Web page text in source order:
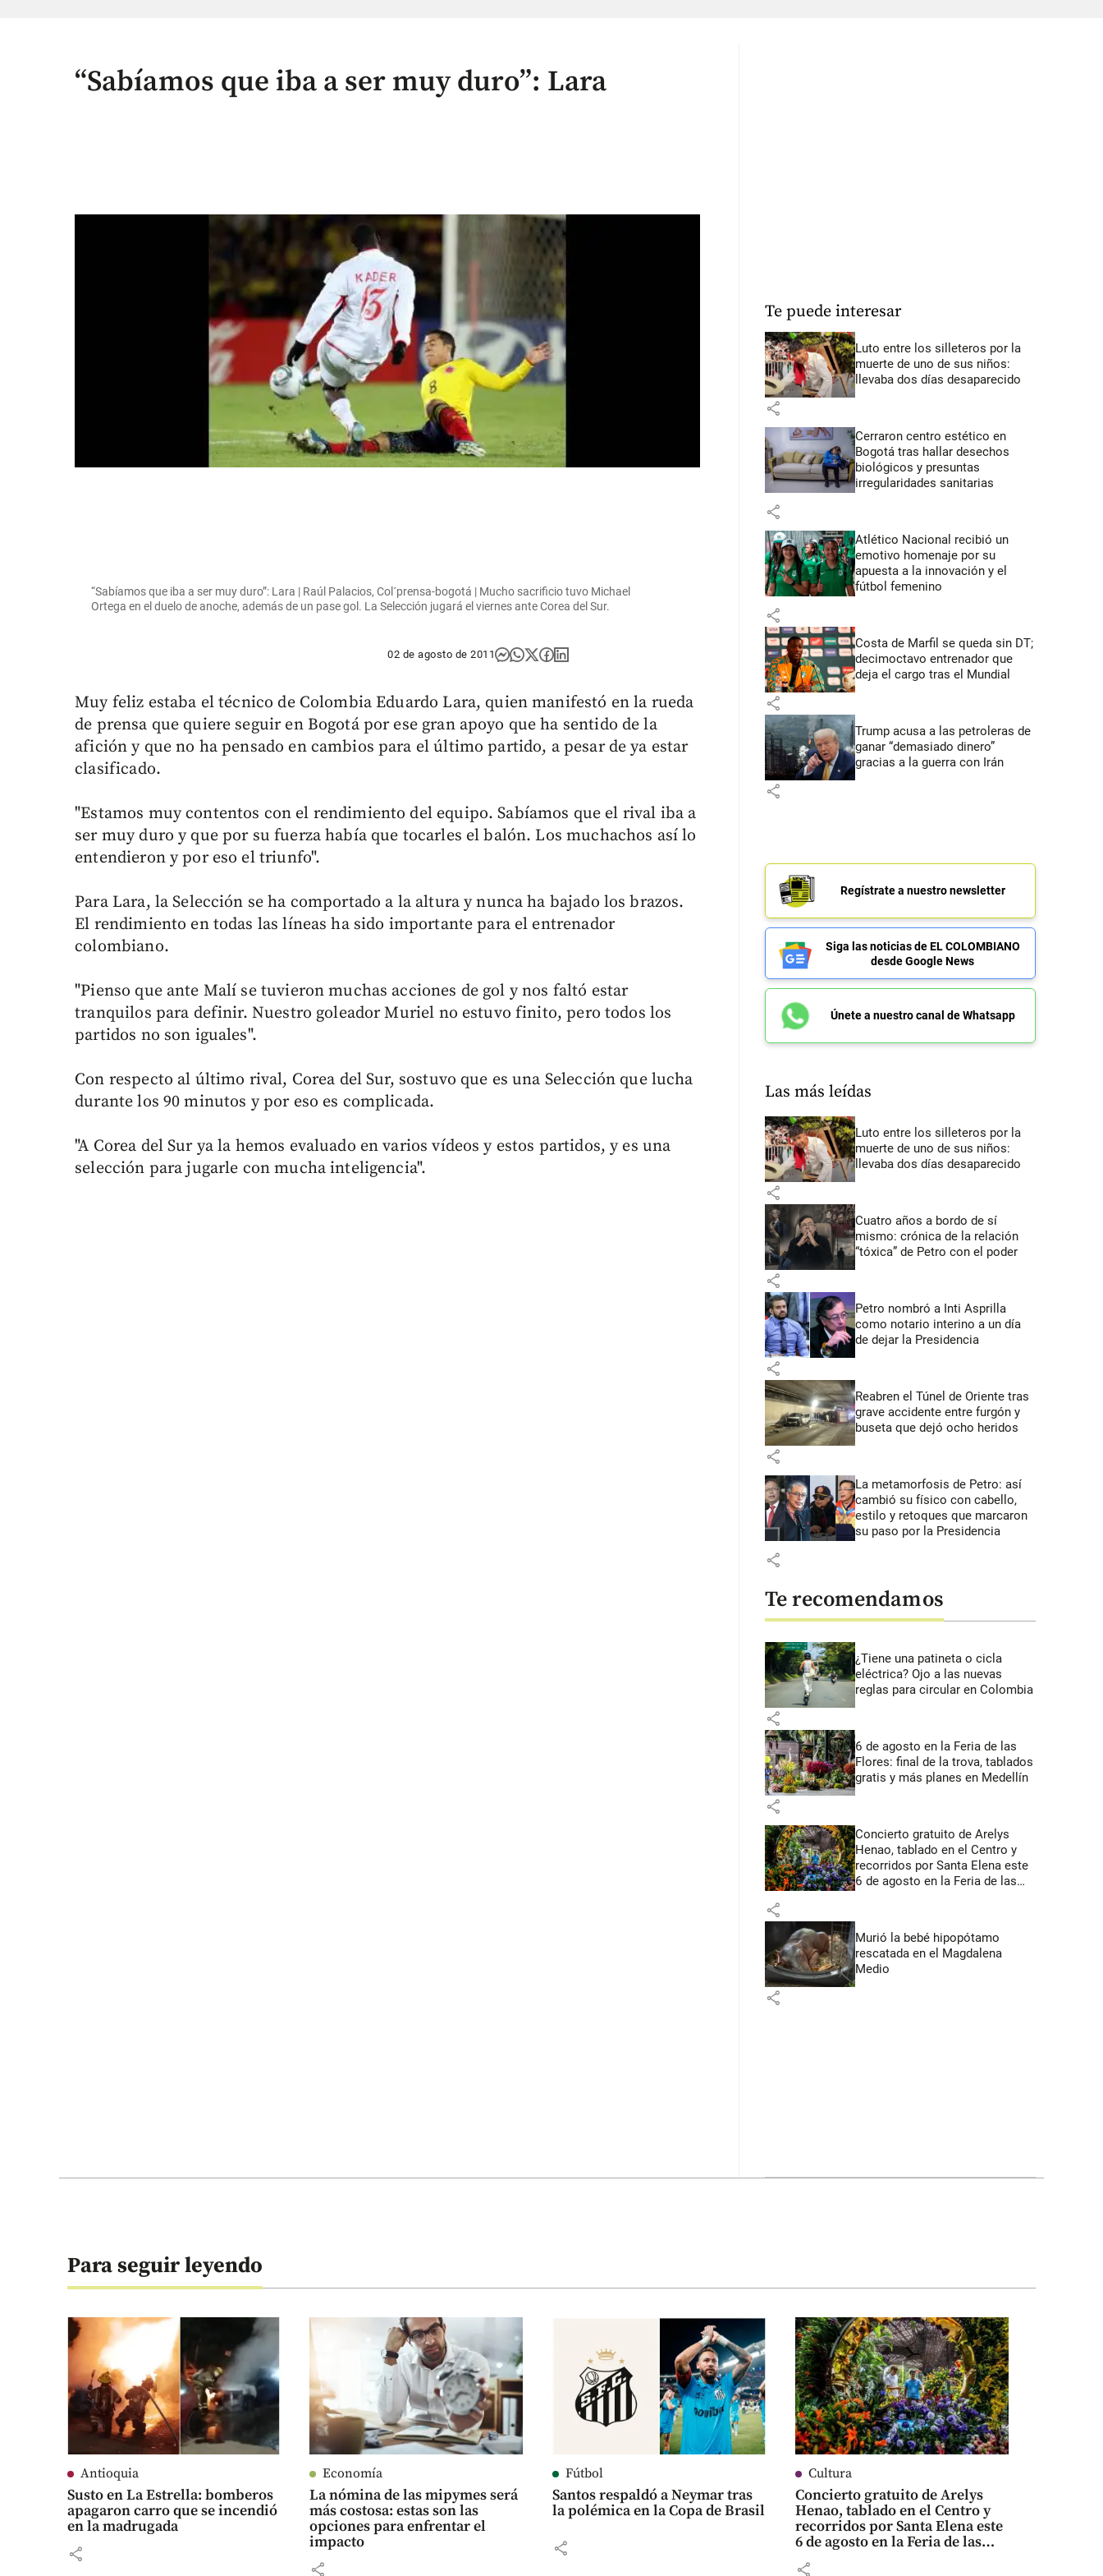
“Sabíamos que iba a ser muy duro”: Lara
“Sabíamos que iba a ser muy duro”: Lara | Raúl Palacios, Col´prensa-bogotá | Mucho sacrificio tuvo Michael
Ortega en el duelo de anoche, además de un pase gol. La Selección jugará el viernes ante Corea del Sur.
02 de agosto de 2011
Muy feliz estaba el técnico de Colombia Eduardo Lara, quien manifestó en la rueda
de prensa que quiere seguir en Bogotá por ese gran apoyo que ha sentido de la
afición y que no ha pensado en cambios para el último partido, a pesar de ya estar
clasificado.
"Estamos muy contentos con el rendimiento del equipo. Sabíamos que el rival iba a
ser muy duro y que por su fuerza había que tocarles el balón. Los muchachos así lo
entendieron y por eso el triunfo".
Para Lara, la Selección se ha comportado a la altura y nunca ha bajado los brazos.
El rendimiento en todas las líneas ha sido importante para el entrenador
colombiano.
"Pienso que ante Malí se tuvieron muchas acciones de gol y nos faltó estar
tranquilos para definir. Nuestro goleador Muriel no estuvo finito, pero todos los
partidos no son iguales".
Con respecto al último rival, Corea del Sur, sostuvo que es una Selección que lucha
durante los 90 minutos y por eso es complicada.
"A Corea del Sur ya la hemos evaluado en varios vídeos y estos partidos, y es una
selección para jugarle con mucha inteligencia".
Te puede interesar
Luto entre los silleteros por la
muerte de uno de sus niños:
llevaba dos días desaparecido
share
Cerraron centro estético en
Bogotá tras hallar desechos
biológicos y presuntas
irregularidades sanitarias
share
Atlético Nacional recibió un
emotivo homenaje por su
apuesta a la innovación y el
fútbol femenino
share
Costa de Marfil se queda sin DT;
decimoctavo entrenador que
deja el cargo tras el Mundial
share
Trump acusa a las petroleras de
ganar “demasiado dinero”
gracias a la guerra con Irán
share
Regístrate a nuestro newsletter
Siga las noticias de EL COLOMBIANO
desde Google News
Únete a nuestro canal de Whatsapp
Las más leídas
Luto entre los silleteros por la
muerte de uno de sus niños:
llevaba dos días desaparecido
share
Cuatro años a bordo de sí
mismo: crónica de la relación
“tóxica” de Petro con el poder
share
Petro nombró a Inti Asprilla
como notario interino a un día
de dejar la Presidencia
share
Reabren el Túnel de Oriente tras
grave accidente entre furgón y
buseta que dejó ocho heridos
share
La metamorfosis de Petro: así
cambió su físico con cabello,
estilo y retoques que marcaron
su paso por la Presidencia
share
Te recomendamos
¿Tiene una patineta o cicla
eléctrica? Ojo a las nuevas
reglas para circular en Colombia
share
6 de agosto en la Feria de las
Flores: final de la trova, tablados
gratis y más planes en Medellín
share
Concierto gratuito de Arelys
Henao, tablado en el Centro y
recorridos por Santa Elena este
6 de agosto en la Feria de las
share
Murió la bebé hipopótamo
rescatada en el Magdalena
Medio
share
Para seguir leyendo
Antioquia
Susto en La Estrella: bomberos
apagaron carro que se incendió
en la madrugada
share
Economía
La nómina de las mipymes será
más costosa: estas son las
opciones para enfrentar el
impacto
share
Fútbol
Santos respaldó a Neymar tras
la polémica en la Copa de Brasil
share
Cultura
Concierto gratuito de Arelys
Henao, tablado en el Centro y
recorridos por Santa Elena este
6 de agosto en la Feria de las
Flores
share